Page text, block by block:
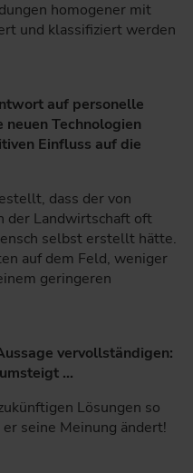
homogener mit
und klassifiziert werden
auf personelle
neuen Technologien
Einfluss auf die
dass der von
der Landwirtschaft oft
selbst erstellt hätte.
auf dem Feld, weniger
geringeren
vervollständigen:
...
Lösungen so
seine Meinung ändert!